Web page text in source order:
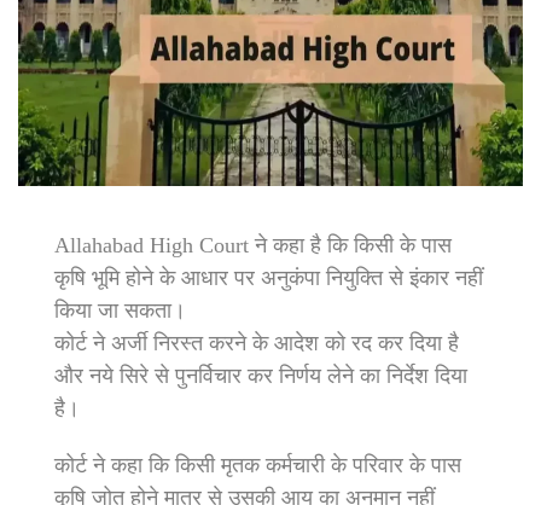
Allahabad High Court ने कहा है कि किसी के पास
कृषि भूमि होने के आधार पर अनुकंपा नियुक्ति से इंकार नहीं
किया जा सकता।
कोर्ट ने अर्जी निरस्त करने के आदेश को रद कर दिया है
और नये सिरे से पुनर्विचार कर निर्णय लेने का निर्देश दिया
है।
कोर्ट ने कहा कि किसी मृतक कर्मचारी के परिवार के पास
कृषि जोत होने मात्र से उसकी आय का अनुमान नहीं